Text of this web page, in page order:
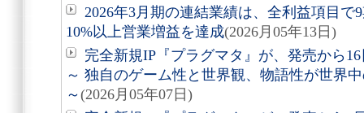
2026年3月期の連結業績は、全利益項目で
10%以上営業増益を達成(2026月05年13日)
完全新規IP『プラグマタ』が、発売から
～ 独自のゲーム性と世界観、物語性が世界
～ (2026月05年07日)